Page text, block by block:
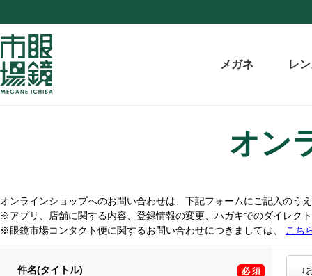
メガネ レ
オン
オンラインショップへのお問い合わせは、下記フォームにご記入のう
※アプリ、店舗に関する内容、登録情報の変更、ハガキでのダイレク
※眼鏡市場コンタクト便に関するお問い合わせにつきましては、
こち
件名(タイトル)